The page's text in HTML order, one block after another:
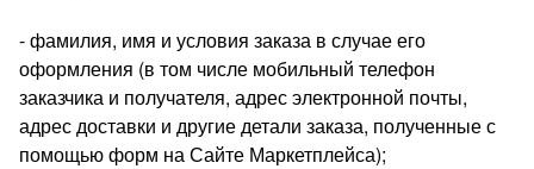
- фамилия, имя и условия заказа в случае его
оформления (в том числе мобильный телефон
заказчика и получателя, адрес электронной почты,
адрес доставки и другие детали заказа, полученные с
помощью форм на Сайте Маркетплейса);